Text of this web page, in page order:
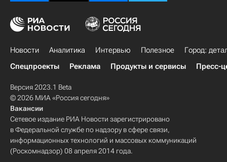
Новости Аналитика Интервью Полезное
Город:
Спецпроекты
Реклама Продукты и сервисы Пресс-
Версия 2023.1 Beta
© 2026 МИА «Россия сегодня»
Вакансии
Сетевое издание РИА Новости зарегистрировано
в Федеральной службе по надзору в сфере связи,
информационных технологий и массовых коммуникаций
(Роскомнадзор) 08 апреля 2014 года.